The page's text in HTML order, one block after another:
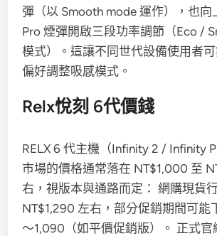
彈（以 Smooth mode 運作），也向
Pro 煙彈開啟三段功率調節（Eco /
模式）。這讓不同世代設備使用者
偏好調整吸感模式。
Relx悅刻 6代價錢
RELX 6 代主機（Infinity 2 / Infinity
市場的價格通常落在 NT$1,000 至
右，視版本與通路而定： 網購現貨
NT$1,290 左右，部分促銷期間可能
～1,090（如平價促銷版）。 正式官